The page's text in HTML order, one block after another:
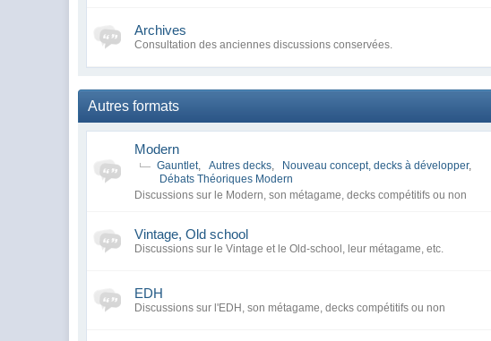
Archives
Consultation des anciennes discussions conservées.
Autres formats
Modern
Gauntlet, Autres decks, Nouveau concept, decks à développer,
Débats Théoriques Modern
Discussions sur le Modern, son métagame, decks compétitifs ou non
Vintage, Old school
Discussions sur le Vintage et le Old-school, leur métagame, etc.
EDH
Discussions sur l'EDH, son métagame, decks compétitifs ou non